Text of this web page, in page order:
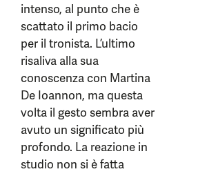
intenso, al punto che è
scattato il primo bacio
per il tronista. L’ultimo
risaliva alla sua
conoscenza con Martina
De Ioannon, ma questa
volta il gesto sembra aver
avuto un significato più
profondo. La reazione in
studio non si è fatta